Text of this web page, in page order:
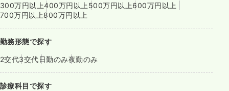
300万円以上400万円以上 500万円以上600万円以上
700万円以上800万円以上
勤務形態で探す
2交代3交代日勤のみ夜勤のみ
診療科目で探す